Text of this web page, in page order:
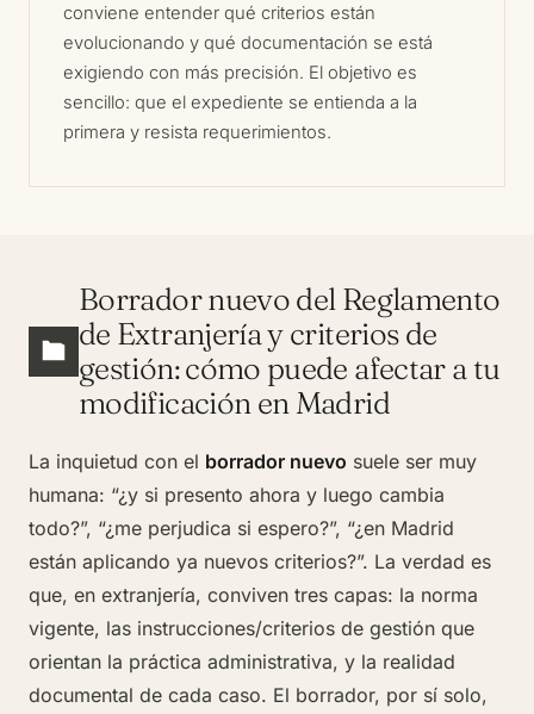
conviene entender qué criterios están
evolucionando y qué documentación se está
exigiendo con más precisión. El objetivo es
sencillo: que el expediente se entienda a la
primera y resista requerimientos.
Borrador nuevo del Reglamento
de Extranjería y criterios de
gestión: cómo puede afectar a tu
modificación en Madrid
La inquietud con el borrador nuevo suele ser muy
humana: “¿y si presento ahora y luego cambia
todo?”, “¿me perjudica si espero?”, “¿en Madrid
están aplicando ya nuevos criterios?”. La verdad es
que, en extranjería, conviven tres capas: la norma
vigente, las instrucciones/criterios de gestión que
orientan la práctica administrativa, y la realidad
documental de cada caso. El borrador, por sí solo,